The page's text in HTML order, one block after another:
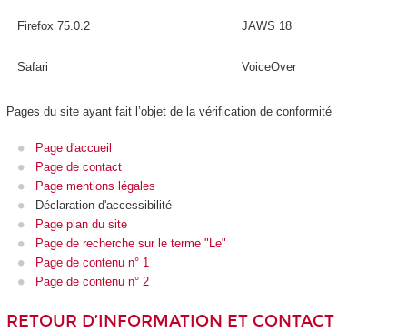
Firefox 75.0.2 JAWS 18
Safari VoiceOver
Pages du site ayant fait l’objet de la vérification de conformité
Page d'accueil
Page de contact
Page mentions légales
Déclaration d'accessibilité
Page plan du site
Page de recherche sur le terme "Le"
Page de contenu n° 1
Page de contenu n° 2
RETOUR D’INFORMATION ET CONTACT